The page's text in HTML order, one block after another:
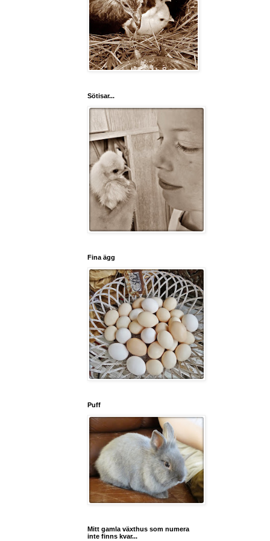
Sötisar...
Fina ägg
Puff
Mitt gamla växthus som numera
inte finns kvar...